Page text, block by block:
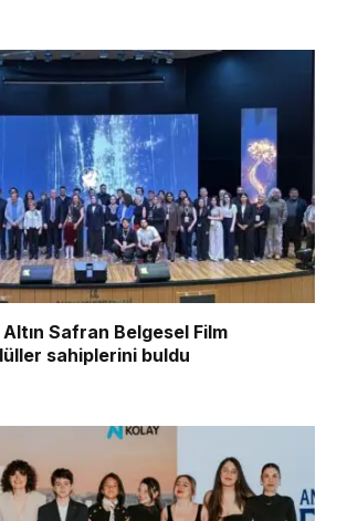
Safran Belgesel Film
sahiplerini buldu